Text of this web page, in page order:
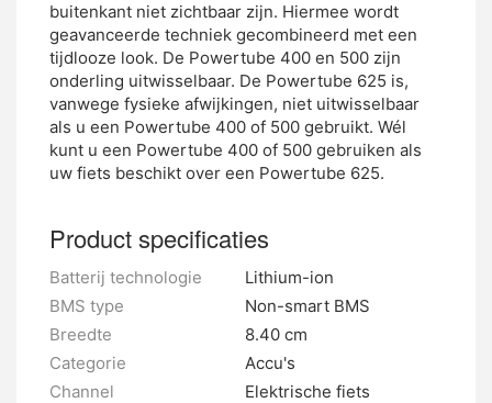
buitenkant niet zichtbaar zijn. Hiermee wordt
geavanceerde techniek gecombineerd met een
tijdlooze look. De Powertube 400 en 500 zijn
onderling uitwisselbaar. De Powertube 625 is,
vanwege fysieke afwijkingen, niet uitwisselbaar
als u een Powertube 400 of 500 gebruikt. Wél
kunt u een Powertube 400 of 500 gebruiken als
uw fiets beschikt over een Powertube 625.
Product specificaties
Batterij technologie
Lithium-ion
BMS type
Non-smart BMS
Breedte
8.40 cm
Categorie
Accu's
Channel
Elektrische fiets